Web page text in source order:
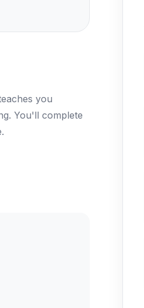
you
You'll complete